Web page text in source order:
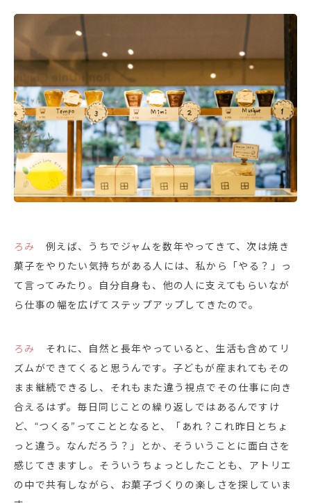
ろみ
例えば、うちでジャムを数年やってきて、次は焼き
菓子をやりたい気持ちがある人には、私から「やる？」っ
て言ってみたり。自分自身も、他の人に支えてもらいなが
ら仕事の幅を広げてステップアップしてきたので。
ろみ
それに、自然と長年やっていると、生活も含めてリ
ズムができてくると思うんです。子どもが産まれてもその
まま継続できるし、それもまた違う視点でその仕事に向き
合えるはず。毎日同じことの繰り返しではあるんですけ
ど、“つくる”ってこととなると、「あれ？これ昨日とちょ
っと違う。なんだろう？」とか、そういうことに面白さを
感じてきますし。そういうちょっとしたことも、アトリエ
の中で共有しながら、お菓子づくりの楽しさを探していま